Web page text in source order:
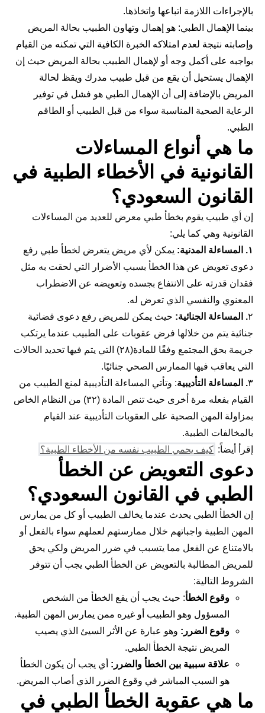
بالإجراءات اللازمة اتباعها واتخاذها.
بينما الإهمال الطبي: هو إهمال وتهاون الطبيب بحالة المريض
وإصابته نتيجة لعدم امتلاكه الخبرة الكافية التي تمكنه من القيام
بواجبه على أكمل وجه أو لإهمال الطبيب بحالة المريض حيث إن
الإهمال يستحيل أن يقع من قبل طبيب مدرك ويقظ لحالة
المريض بالإضافة إلى أن الإهمال الطبي هو فشل في توفير
الرعاية الصحية المناسبة سواء من قبل الطبيب أو الطاقم
الطبي.
ما هي أنواع المساءلات
القانونية في الأخطاء الطبية في
القانون السعودي؟
إن أي طبيب يقوم بخطأ طبي معرض للعديد من المساءلات
القانونية وهي كما يلي:
١. المساءلة المدنية:
يمكن لأي مريض يتعرض لخطأ طبي رفع
دعوى تعويض عن هذا الخطأ بسبب الأضرار التي لحقت به مثل
فقدان قدرته على الانتفاع بجسده وتعويضه عن الاضطراب
المعنوي والنفسي الذي تعرض له.
٢. المساءلة الجنائية: حيث يمكن للمريض رفع دعوى قضائية
جنائية يتم من خلالها فرض عقوبات على الطبيب عندما يرتكب
جريمة بحق المجتمع وفقًا للمادة(٢٨) التي يتم فيها تحديد الحالات
التي يعاقب فيها الممارس الصحي جنائيًا.
٣. المساءلة التأديبية: وتأتي المساءلة التأديبية لمنع الطبيب من
القيام بفعله مرة أخرى حيث تنص المادة (٣٢) من النظام الخاص
بمزاولة المهن الصحية على العقوبات التأديبية عند القيام
بالمخالفات الطبية.
إقرأ أيضاً: كيف يحمي الطبيب نفسه من الأخطاء الطبية؟
دعوى التعويض عن الخطأ
الطبي في القانون السعودي؟
إن الخطأ الطبي يحدث عندما يخالف الطبيب أو كل من يمارس
المهن الطبية واجباتهم خلال ممارستهم لعملهم سواء بالفعل أو
بالامتناع عن الفعل مما يتسبب في ضرر المريض ولكي يحق
للمريض المطالبة بالتعويض عن الخطأ الطبي يجب أن تتوفر
الشروط التالية:
وقوع الخطأ: حيث يجب أن يقع الخطأ من الشخص
المسؤول وهو الطبيب أو غيره ممن يمارس المهن الطبية.
وقوع الضرر: وهو عبارة عن الأثر السيئ الذي يصيب
المريض نتيجة الخطأ الطبي.
علاقة سببية بين الخطأ والضرر: أي يجب أن يكون الخطأ
هو السبب المباشر في وقوع الضرر الذي أصاب المريض.
ما هي عقوبة الخطأ الطبي في